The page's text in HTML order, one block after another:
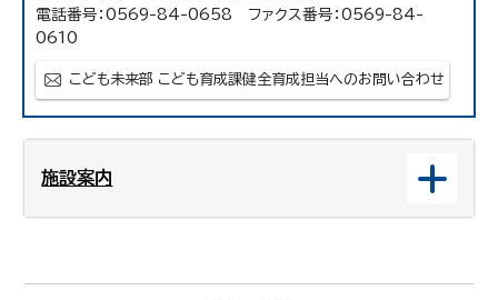
電話番号：0569-84-0658 ファクス番号：0569-84-
0610
こども未来部 こども育成課健全育成担当へのお問い合わせ
施設案内